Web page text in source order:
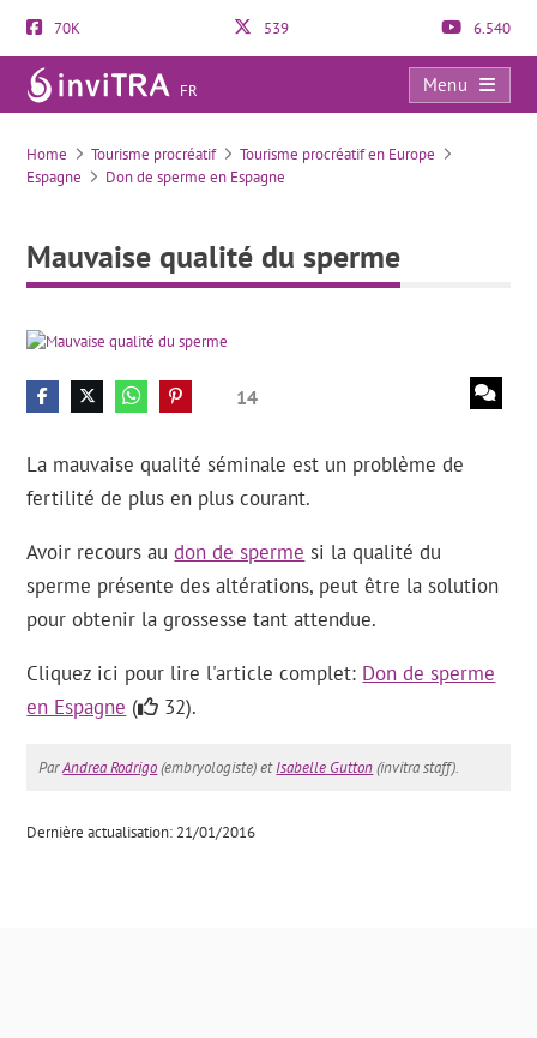
70K 539 6.540
FR
Menu
Mauvaise qualité du sperme
Home Tourisme procréatif
Tourisme procréatif en Europe
Espagne
Don de sperme en Espagne
Mauvaise qualité du sperme
14
La mauvaise qualité séminale est un problème de
fertilité de plus en plus courant.
Avoir recours audon de sperme si la qualité du
sperme présente des altérations, peut être la solution
pour obtenir la grossesse tant attendue.
Cliquez ici pour lire l'article complet: Don de sperme
en Espagne ( 32).
ParAndrea Rodrigo(embryologiste) etIsabelle Gutton(invitra staff).
Dernière actualisation: 21/01/2016